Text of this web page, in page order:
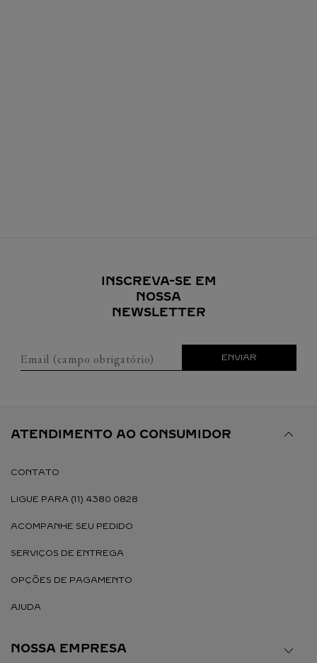
INSCREVA-SE EM
NOSSA
NEWSLETTER
Email (campo obrigatório) ENVIAR
ATENDIMENTO AO CONSUMIDOR
CONTATO
LIGUE PARA (11) 4380 0828
ACOMPANHE SEU PEDIDO
SERVIÇOS DE ENTREGA
OPÇÕES DE PAGAMENTO
AJUDA
NOSSA EMPRESA